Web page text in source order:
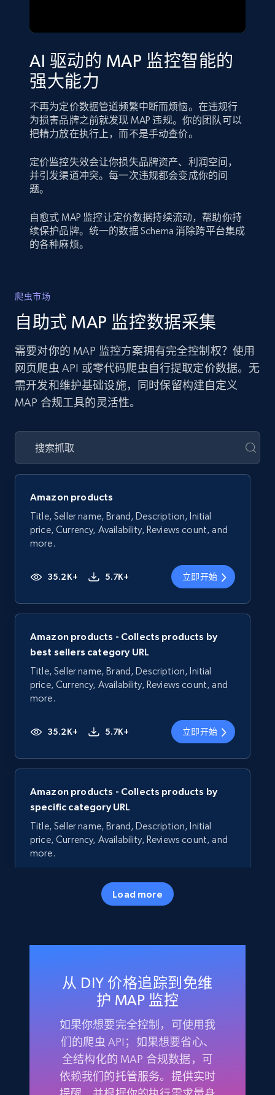
AI 驱动的 MAP 监控智能的
强大能力
不再为定价数据管道频繁中断而烦恼。在违规行
为损害品牌之前就发现 MAP 违规。你的团队可以
把精力放在执行上，而不是手动查价。
定价监控失效会让你损失品牌资产、利润空间，
并引发渠道冲突。每一次违规都会变成你的问
题。
自愈式 MAP 监控让定价数据持续流动，帮助你持
续保护品牌。统一的数据 Schema 消除跨平台集成
的各种麻烦。
爬虫市场
自助式 MAP 监控数据采集
需要对你的 MAP 监控方案拥有完全控制权？使用
网页爬虫 API 或零代码爬虫自行提取定价数据。无
需开发和维护基础设施，同时保留构建自定义
MAP 合规工具的灵活性。
Amazon products
Title, Seller name, Brand, Description, Initial
price, Currency, Availability, Reviews count, and
more.
35.2K+ 5.7K+ 立即开始
Amazon products - Collects products by
best sellers category URL
Title, Seller name, Brand, Description, Initial
price, Currency, Availability, Reviews count, and
more.
35.2K+ 5.7K+ 立即开始
Amazon products - Collects products by
specific category URL
Title, Seller name, Brand, Description, Initial
price, Currency, Availability, Reviews count, and
more.
5.7K+
Amazon products - Collects products by
Title, Seller name, Brand, Description, Initial
price, Currency, Availability, Reviews count, and
35.2K+ 5.7K+ 立即开始
Load more
从 DIY 价格追踪到免维
护 MAP 监控
如果你想要完全控制，可使用我
们的爬虫 API；如果想要省心、
全结构化的 MAP 合规数据，可
依赖我们的托管服务。提供实时